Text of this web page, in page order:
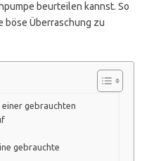
beurteilen kannst. So
böse Überraschung zu
gebrauchten
gebrauchte